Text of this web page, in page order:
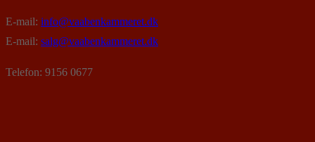
E-mail: info@vaabenkammeret.dk
E-mail: salg@vaabenkammeret.dk
Telefon: 9156 0677